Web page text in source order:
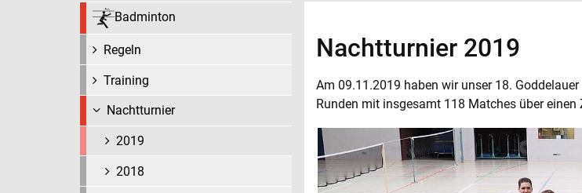
Badminton
Regeln
Training
Nachtturnier
2019
2018
Nachtturnier 2019
Am 09.11.2019 haben wir unser 18.
Runden mit insgesamt 118 Matches über